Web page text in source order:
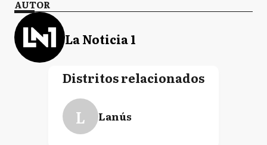
AUTOR
La Noticia 1
Distritos relacionados
L Lanús